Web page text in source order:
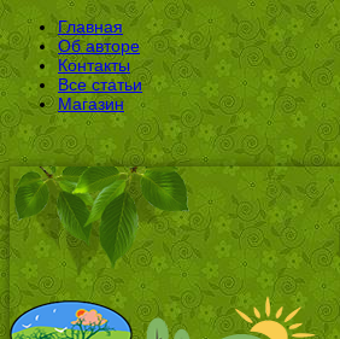
Главная
Об авторе
Контакты
Все статьи
Магазин